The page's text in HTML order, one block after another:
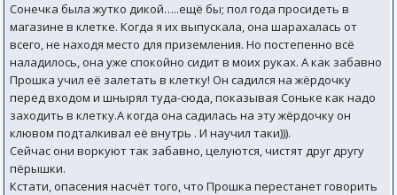
Сонечка была жутко дикой…..ещё бы; пол года просидеть в
магазине в клетке. Когда я их выпускала, она шарахалась от
всего, не находя место для приземления. Но постепенно всё
наладилось, она уже спокойно сидит в моих руках. А как забавно
Прошка учил её залетать в клетку! Он садился на жёрдочку
перед входом и шнырял туда-сюда, показывая Соньке как надо
заходить в клетку.А когда она садилась на эту жёрдочку он
клювом подталкивал её внутрь . И научил таки))).
Сейчас они воркуют так забавно, целуются, чистят друг другу
пёрышки.
Кстати, опасения насчёт того, что Прошка перестанет говорить